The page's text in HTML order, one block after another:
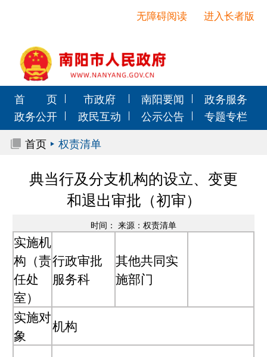
进入长者版
无障碍阅读
首 页 市政府 南阳要闻
政务服务
政务公开
政民互动 公示公告
专题专栏
首页
权责清单
典当行及分支机构的设立、变更
和退出审批（初审）
时间： 来源：权责清单
实施机
构（责
任处
室）
行政审批
服务科
其他共同实
施部门
实施对
象
机构